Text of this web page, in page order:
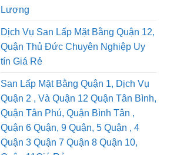
Đập Phá Nhà Cũ Ở Quận Gò Vấp
Tại Sài Gòn An Phong Phát Chất
Lượng
Dịch Vụ San Lấp Mặt Bằng Quận 12,
Quận Thủ Đức Chuyên Nghiệp Uy
tín Giá Rẻ
San Lấp Mặt Bằng Quận 1, Dịch Vụ
Quận 2 , Và Quận 12 Quận Tân Bình,
Quận Tân Phú, Quận Bình Tân ,